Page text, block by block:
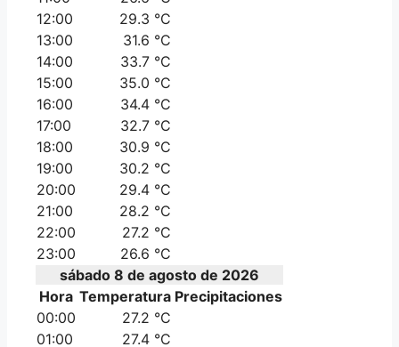
12:00
29.3 °C
13:00
31.6 °C
14:00
33.7 °C
15:00
35.0 °C
16:00
34.4 °C
17:00
32.7 °C
18:00
30.9 °C
19:00
30.2 °C
20:00
29.4 °C
21:00
28.2 °C
22:00
27.2 °C
23:00
26.6 °C
sábado 8 de agosto de 2026
Hora Temperatura Precipitaciones
00:00
27.2 °C
01:00
27.4 °C